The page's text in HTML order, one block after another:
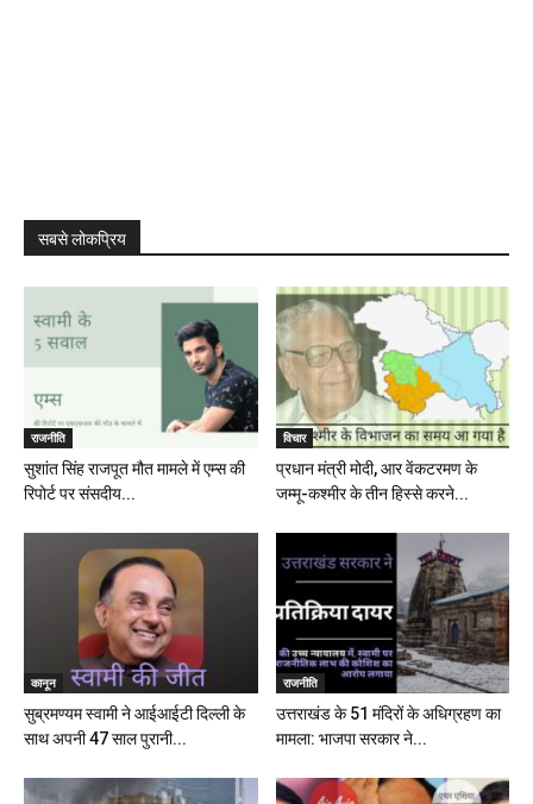
सबसे लोकप्रिय
राजनीति
सुशांत सिंह राजपूत मौत मामले में एम्स की
रिपोर्ट पर संसदीय...
विचार
प्रधान मंत्री मोदी, आर वेंकटरमण के
जम्मू-कश्मीर के तीन हिस्से करने...
कानून
सुब्रमण्यम स्वामी ने आईआईटी दिल्ली के
साथ अपनी 47 साल पुरानी...
राजनीति
उत्तराखंड के 51 मंदिरों के अधिग्रहण का
मामला: भाजपा सरकार ने...